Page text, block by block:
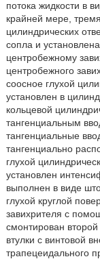
потока жидкости в
крайней мере,
цилиндрических
сопла и
центробежному
центробежного
соосное глухой
установлен в
кольцевой
тангенциальным
тангенциальные
тангенциально
глухой
установлен
выполнен в виде
глухой круглой
завихрителя с
смонтирован
втулки с винтовой
трапецеидального